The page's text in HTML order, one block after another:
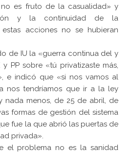
no es fruto de la casualidad» y
y la continuidad de la
estas acciones no se hubieran
de IU la «guerra continua del y
y PP sobre «tú privatizaste más,
e indicó que «si nos vamos al
nos tendríamos que ir a la ley
nada menos, de 25 de abril, de
formas de gestión del sistema
fue la que abrió las puertas de
privada».
el problema no es la sanidad